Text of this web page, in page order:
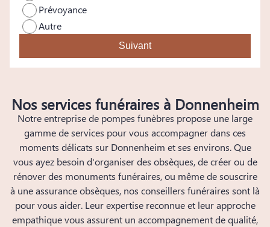
Prévoyance
Autre
Suivant
Nos services funéraires à Donnenheim
Notre entreprise de pompes funèbres propose une large
gamme de services pour vous accompagner dans ces
moments délicats sur Donnenheim et ses environs. Que
vous ayez besoin d'organiser des obsèques, de créer ou de
rénover des monuments funéraires, ou même de souscrire
à une assurance obsèques, nos conseillers funéraires sont là
pour vous aider. Leur expertise reconnue et leur approche
empathique vous assurent un accompagnement de qualité,